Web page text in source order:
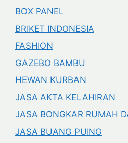
BOX PANEL
BRIKET INDONESIA
FASHION
GAZEBO BAMBU
HEWAN KURBAN
JASA AKTA KELAHIRAN
JASA BONGKAR RUMAH
JASA BUANG PUING